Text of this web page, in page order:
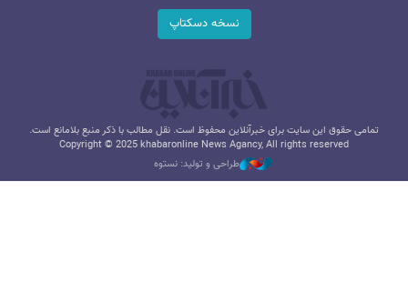
نسخه دسکتاپ
تمامی حقوق این سایت برای خبرآنلاین محفوظ است. نقل مطالب با ذکر منبع بلامانع است.
Copyright © 2025 khabaronline News Agancy, All rights reserved
طراحی و تولید: نستوه